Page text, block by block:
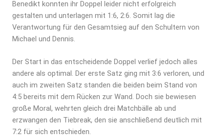
Benedikt konnten ihr Doppel leider nicht erfolgreich
gestalten und unterlagen mit 1:6, 2:6. Somit lag die
Verantwortung für den Gesamtsieg auf den Schultern von
Michael und Dennis.
Der Start in das entscheidende Doppel verlief jedoch alles
andere als optimal. Der erste Satz ging mit 3:6 verloren, und
auch im zweiten Satz standen die beiden beim Stand von
4:5 bereits mit dem Rücken zur Wand. Doch sie bewiesen
große Moral, wehrten gleich drei Matchbälle ab und
erzwangen den Tiebreak, den sie anschließend deutlich mit
7:2 für sich entschieden.